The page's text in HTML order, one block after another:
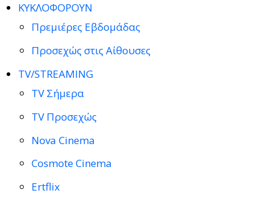
ΚΥΚΛΟΦΟΡΟΥΝ
Πρεμιέρες Εβδομάδας
Προσεχώς στις Αίθουσες
TV/STREAMING
TV Σήμερα
TV Προσεχώς
Nova Cinema
Cosmote Cinema
Ertflix